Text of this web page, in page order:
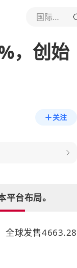
国际金融报
，创始
关注
台布局。
全球发售4663.28